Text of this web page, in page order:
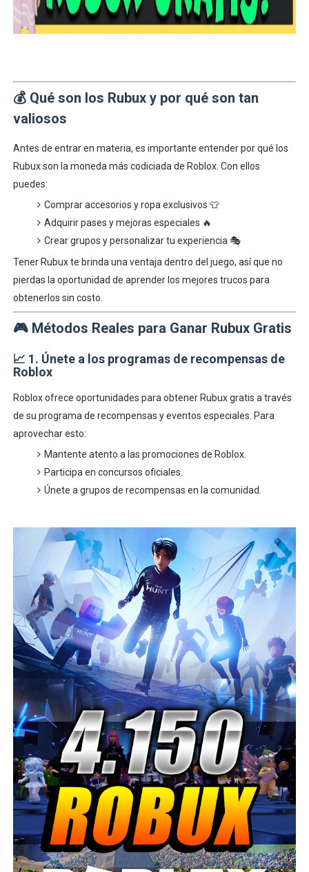
💰 Qué son los Rubux y por qué son tan
valiosos
Antes de entrar en materia, es importante entender por qué los
Rubux son la moneda más codiciada de Roblox. Con ellos
puedes:
Comprar accesorios y ropa exclusivos 👕
Adquirir pases y mejoras especiales 🔥
Crear grupos y personalizar tu experiencia 🎭
Tener Rubux te brinda una ventaja dentro del juego, así que no
pierdas la oportunidad de aprender los mejores trucos para
obtenerlos sin costo.
🎮 Métodos Reales para Ganar Rubux Gratis
📈 1. Únete a los programas de recompensas de
Roblox
Roblox ofrece oportunidades para obtener Rubux gratis a través
de su programa de recompensas y eventos especiales. Para
aprovechar esto:
Mantente atento a las promociones de Roblox.
Participa en concursos oficiales.
Únete a grupos de recompensas en la comunidad.